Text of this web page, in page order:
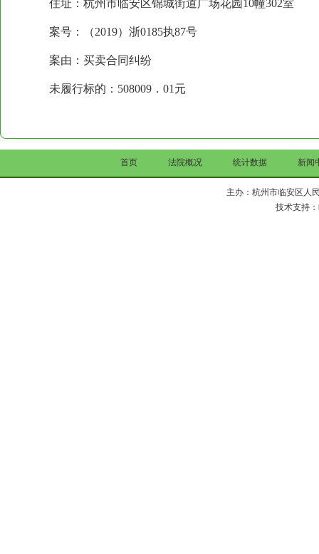
住址：杭州市临安区锦城街道广场花园10幢302室
案号：（2019）浙0185执87号
案由：买卖合同纠纷
未履行标的：508009．01元
首页 法院概况 统计数据 新闻
主办：杭州市临安区人
技术支持